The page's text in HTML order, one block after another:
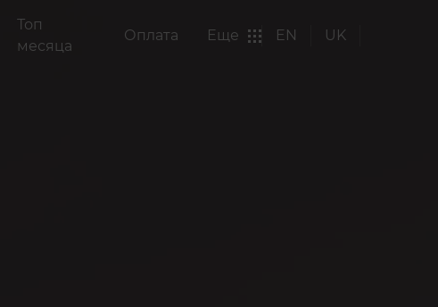
Топ
месяца
Оплата Еще EN UK